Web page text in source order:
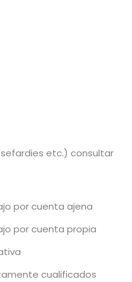
etc.) consultar
por cuenta ajena
por cuenta propia
cualificados